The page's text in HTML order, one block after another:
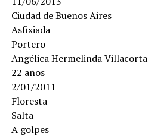
Ciudad de Buenos Aires
Asfixiada
Portero
Angélica Hermelinda Villacorta
22 años
2/01/2011
Floresta
Salta
A golpes